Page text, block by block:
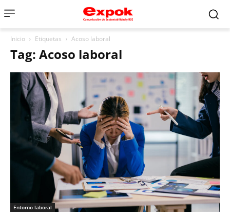
Inicio Etiquetas Acoso laboral
Tag: Acoso laboral
Entorno laboral